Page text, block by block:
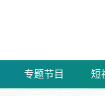
专题节目 短